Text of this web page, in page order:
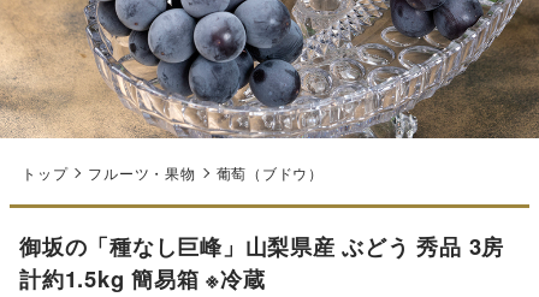
トップ フルーツ・果物 葡萄（ブドウ）
御坂の「種なし巨峰」山梨県産 ぶどう 秀品 3房
計約1.5kg 簡易箱 ※冷蔵